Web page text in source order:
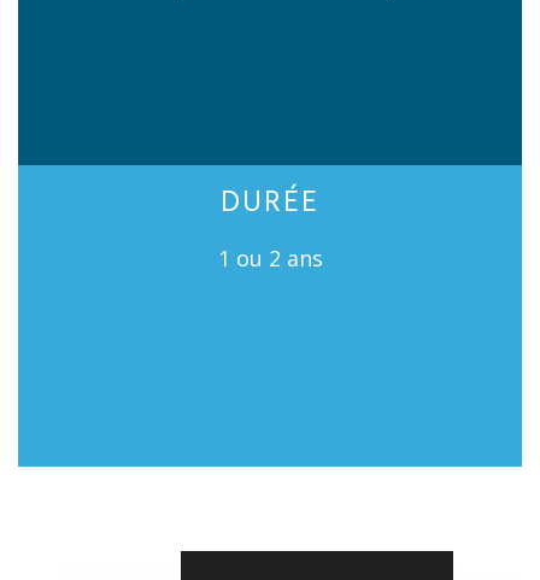
DURÉE
1 ou 2 ans